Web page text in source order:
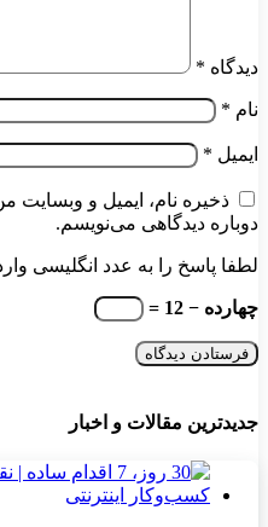
دیدگاه *
نام *
ایمیل *
ذخیره نام، ایمیل و وبسایت
دوباره دیدگاهی می‌نویسم.
لطفا پاسخ را به عدد انگلیسی
چهارده − 12 =
جدیدترین مقالات و اخبار